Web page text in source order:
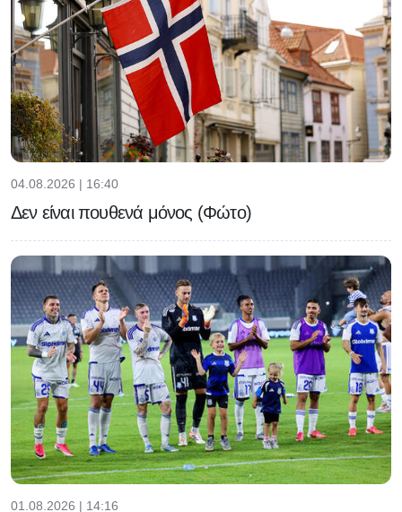
04.08.2026 | 16:40
Δεν είναι πουθενά μόνος (Φώτο)
01.08.2026 | 14:16